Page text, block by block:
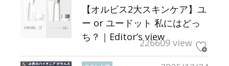
【オルビス2大スキンケア】ユ
ー or ユードット 私にはどっ
ち？｜Editor’s view226609 view